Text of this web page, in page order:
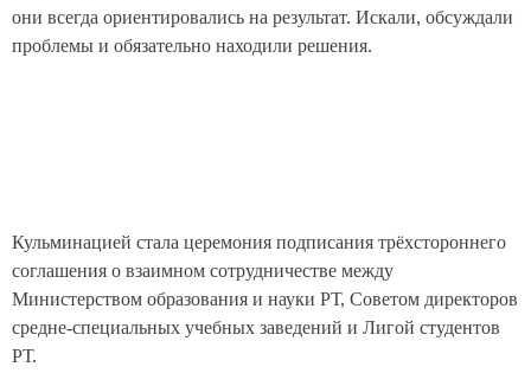
они всегда ориентировались на результат. Искали, обсуждали
проблемы и обязательно находили решения.
Кульминацией стала церемония подписания трёхстороннего
соглашения о взаимном сотрудничестве между
Министерством образования и науки РТ, Советом директоров
средне-специальных учебных заведений и Лигой студентов
РТ.